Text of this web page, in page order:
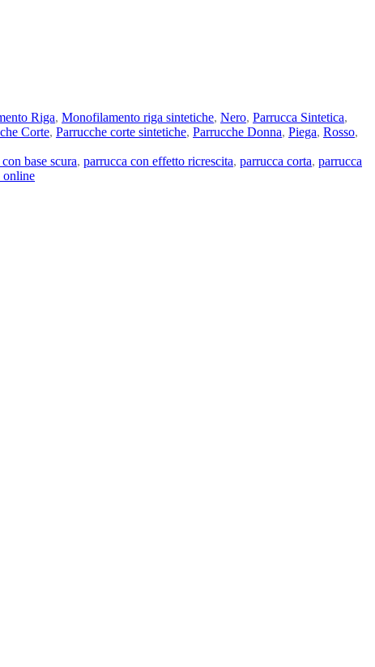
Riga, Monofilamento riga sintetiche, Nero, Parrucca Sintetica,
Corte, Parrucche corte sintetiche, Parrucche Donna, Piega, Rosso,
base scura, parrucca con effetto ricrescita, parrucca corta, parrucca
online